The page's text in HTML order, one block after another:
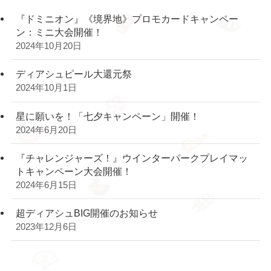
『ドミニオン』《境界地》プロモカードキャンペー
ン：ミニ大会開催！
2024年10月20日
ディアシュピール大還元祭
2024年10月1日
星に願いを！「七夕キャンペーン」開催！
2024年6月20日
『チャレンジャーズ！』ウインターパークプレイマッ
トキャンペーン大会開催！
2024年6月15日
超ディアシュBIG開催のお知らせ
2023年12月6日